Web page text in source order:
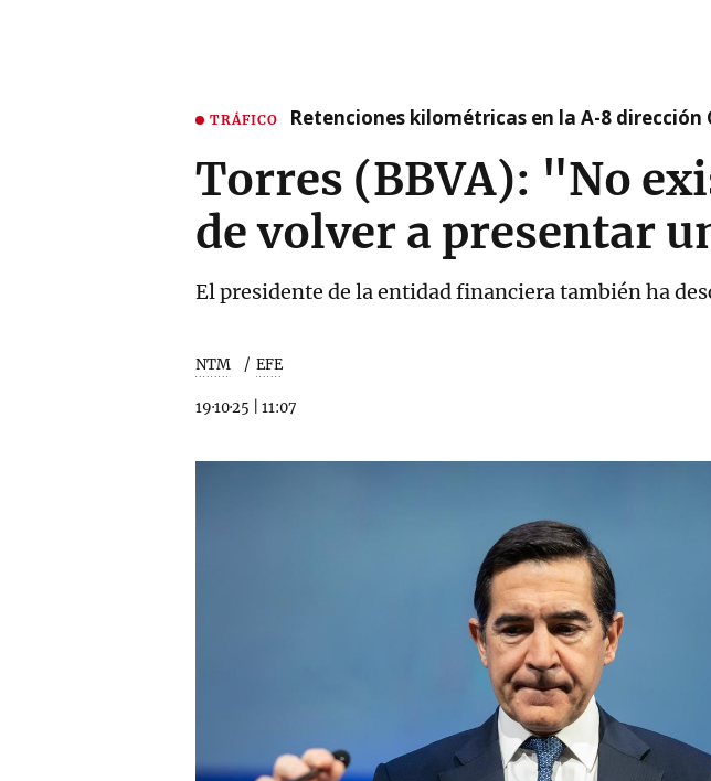
TRÁFICO Retenciones kilométricas en la A-8 dirección
Torres (BBVA): "No
de volver a presentar
El presidente de la entidad financiera también ha
NTM EFE
19·10·25 11:07